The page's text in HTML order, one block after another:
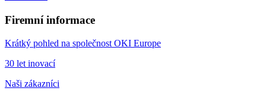
Firemní informace
Krátký pohled na společnost OKI Europe
30 let inovací
Naši zákazníci